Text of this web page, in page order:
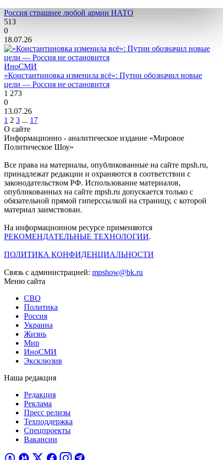
Россия страшнее любой армии НАТО
513
0
18.07.26
ИноСМИ
«Константиновка изменила всё»: Путин обозначил новые
цели — Россия не остановится
1 273
0
13.07.26
1 2 3 ... 17
О сайте
Информационно - аналитическое издание «Мировое
Политическое Шоу»
Все права на материалы, опубликованные на сайте mpsh.ru,
принадлежат редакции и охраняются в соответствии с
законодательством РФ. Использование материалов,
опубликованных на сайте mpsh.ru допускается только с
обязательной прямой гиперссылкой на страницу, с которой
материал заимствован.
На информационном ресурсе применяются
РЕКОМЕНДАТЕЛЬНЫЕ ТЕХНОЛОГИИ.
ПОЛИТИКА КОНФИДЕНЦИАЛЬНОСТИ
Связь с администрацией: mpshow@bk.ru
Меню сайта
СВО
Политика
Россия
Украина
Жизнь
Мир
ИноСМИ
Эксклюзив
Наша редакция
Редакция
Реклама
Пресс релизы
Техподдержка
Спецпроекты
Вакансии